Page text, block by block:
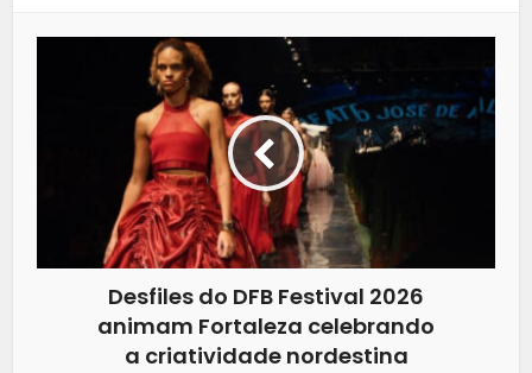
Desfiles do DFB Festival 2026
animam Fortaleza celebrando
a criatividade nordestina